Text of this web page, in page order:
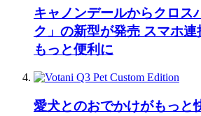
キャノンデールからクロス
ク」の新型が発売 スマホ
もっと便利に
愛犬とのおでかけがもっ